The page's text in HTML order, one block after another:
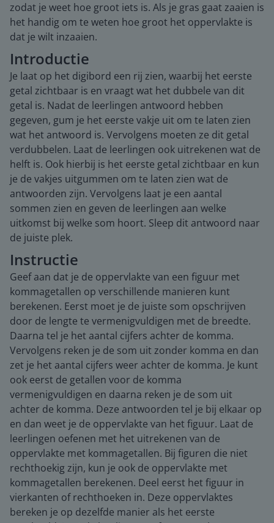
zodat je weet hoe groot iets is. Als je gras gaat zaaien is
het handig om te weten hoe groot het oppervlakte is
dat je wilt inzaaien.
Introductie
Je laat op het digibord een rij zien, waarbij het eerste
getal zichtbaar is en vraagt wat het dubbele van dit
getal is. Nadat de leerlingen antwoord hebben
gegeven, gum je het eerste vakje uit om te laten zien
wat het antwoord is. Vervolgens moeten ze dit getal
verdubbelen. Laat de leerlingen ook uitrekenen wat de
helft is. Ook hierbij is het eerste getal zichtbaar en kun
je de vakjes uitgummen om te laten zien wat de
antwoorden zijn. Vervolgens laat je een aantal
sommen zien en geven de leerlingen aan welke
uitkomst bij welke som hoort. Sleep dit antwoord naar
de juiste plek.
Instructie
Geef aan dat je de oppervlakte van een figuur met
kommagetallen op verschillende manieren kunt
berekenen. Eerst moet je de juiste som opschrijven
door de lengte te vermenigvuldigen met de breedte.
Daarna tel je het aantal cijfers achter de komma.
Vervolgens reken je de som uit zonder komma en dan
zet je het aantal cijfers weer achter de komma. Je kunt
ook eerst de getallen voor de komma
vermenigvuldigen en daarna reken je de som uit
achter de komma. Deze antwoorden tel je bij elkaar op
en dan weet je de oppervlakte van het figuur. Laat de
leerlingen oefenen met het uitrekenen van de
oppervlakte met kommagetallen. Bij figuren die niet
rechthoekig zijn, kun je ook de oppervlakte met
kommagetallen berekenen. Deel eerst het figuur in
vierkanten of rechthoeken in. Deze oppervlaktes
bereken je op dezelfde manier als het eerste